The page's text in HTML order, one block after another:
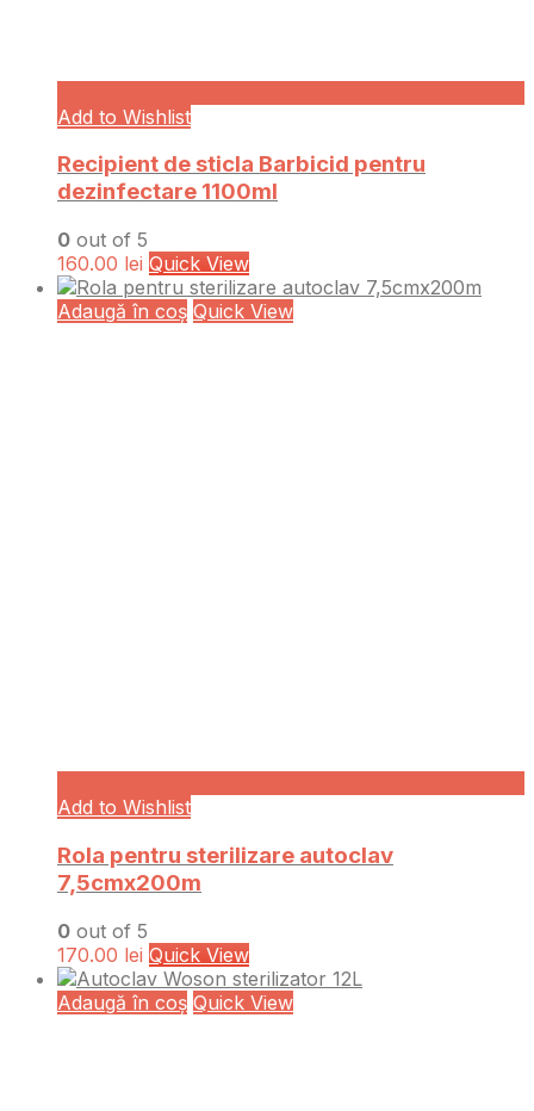
Add to Wishlist
Recipient de sticla Barbicid pentru
dezinfectare 1100ml
0 out of 5
160.00 lei Quick View
Adaugă în coș Quick View
Add to Wishlist
Rola pentru sterilizare autoclav
7,5cmx200m
0 out of 5
170.00 lei Quick View
Adaugă în coș Quick View